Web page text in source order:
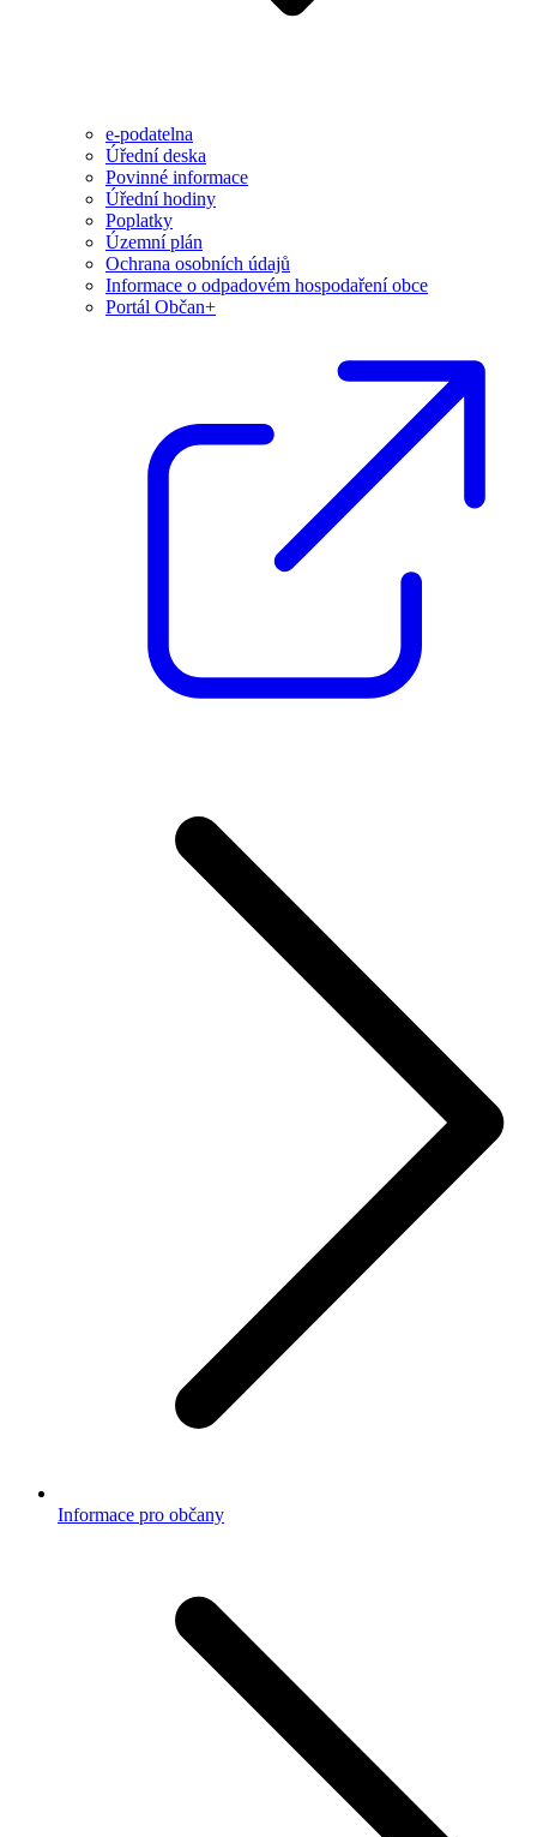
e-podatelna
Úřední deska
Povinné informace
Úřední hodiny
Poplatky
Územní plán
Ochrana osobních údajů
Informace o odpadovém hospodaření obce
Portál Občan+
Informace pro občany